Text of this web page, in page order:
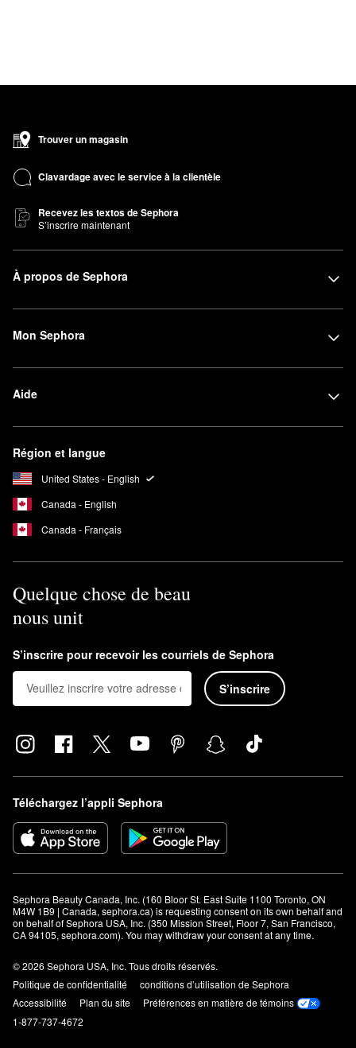
Trouver un magasin
Clavardage avec le service à la clientèle
Recevez les textos de Sephora
S’inscrire maintenant
À propos de Sephora
Mon Sephora
Aide
Région et langue
United States - English
Canada - English
Canada - Français
Quelque chose de beau
nous unit
S’inscrire pour recevoir les courriels de Sephora
S’inscrire
Téléchargez l’appli Sephora
Sephora Beauty Canada, Inc. (160 Bloor St. East Suite 1100 Toronto, ON
M4W 1B9 | Canada, sephora.ca) is requesting consent on its own behalf and
on behalf of Sephora USA, Inc. (350 Mission Street, Floor 7, San Francisco,
CA 94105, sephora.com). You may withdraw your consent at any time.
© 2026 Sephora USA, Inc. Tous droits réservés.
Politique de confidentialité
conditions d’utilisation de Sephora
Accessibilité
Plan du site
Préférences en matière de témoins
1-877-737-4672